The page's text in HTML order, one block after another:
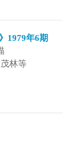
1979年6期
林等